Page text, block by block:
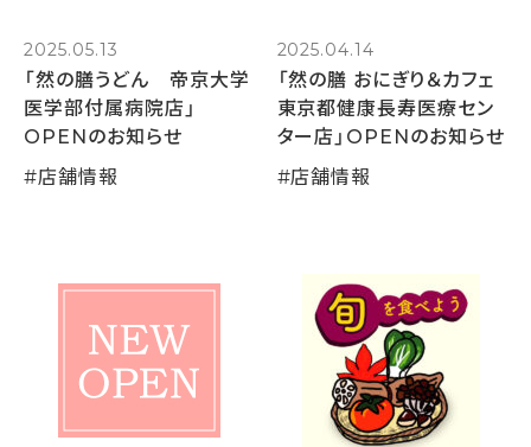
2025.05.13
「然の膳うどん 帝京大学
医学部付属病院店」
OPENのお知らせ
#店舗情報
2025.04.14
「然の膳 おにぎり＆カフェ
東京都健康長寿医療セン
ター店」OPENのお知らせ
#店舗情報